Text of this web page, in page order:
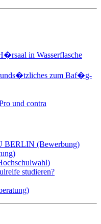
in Wasserflasche
zum Baf�g-
und contra
(Bewerbung)
studieren?